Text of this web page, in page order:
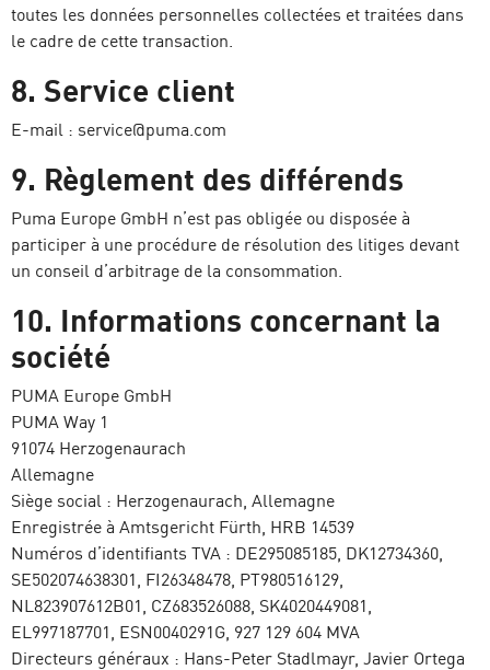
toutes les données personnelles collectées et traitées dans
le cadre de cette transaction.
8. Service client
E-mail : service@puma.com
9. Règlement des différends
Puma Europe GmbH n’est pas obligée ou disposée à
participer à une procédure de résolution des litiges devant
un conseil d’arbitrage de la consommation.
10. Informations concernant la
société
PUMA Europe GmbH
PUMA Way 1
91074 Herzogenaurach
Allemagne
Siège social : Herzogenaurach, Allemagne
Enregistrée à Amtsgericht Fürth, HRB 14539
Numéros d’identifiants TVA : DE295085185, DK12734360,
SE502074638301, FI26348478, PT980516129,
NL823907612B01, CZ683526088, SK4020449081,
EL997187701, ESN0040291G, 927 129 604 MVA
Directeurs généraux : Hans-Peter Stadlmayr, Javier Ortega